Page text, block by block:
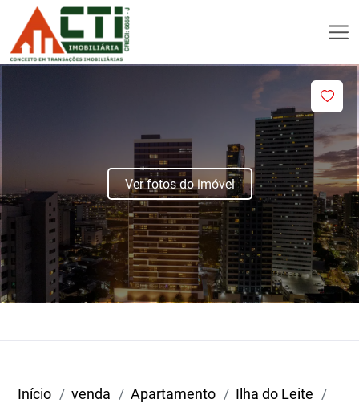
Ver fotos do imóvel
Início venda Apartamento
Ilha do Leite